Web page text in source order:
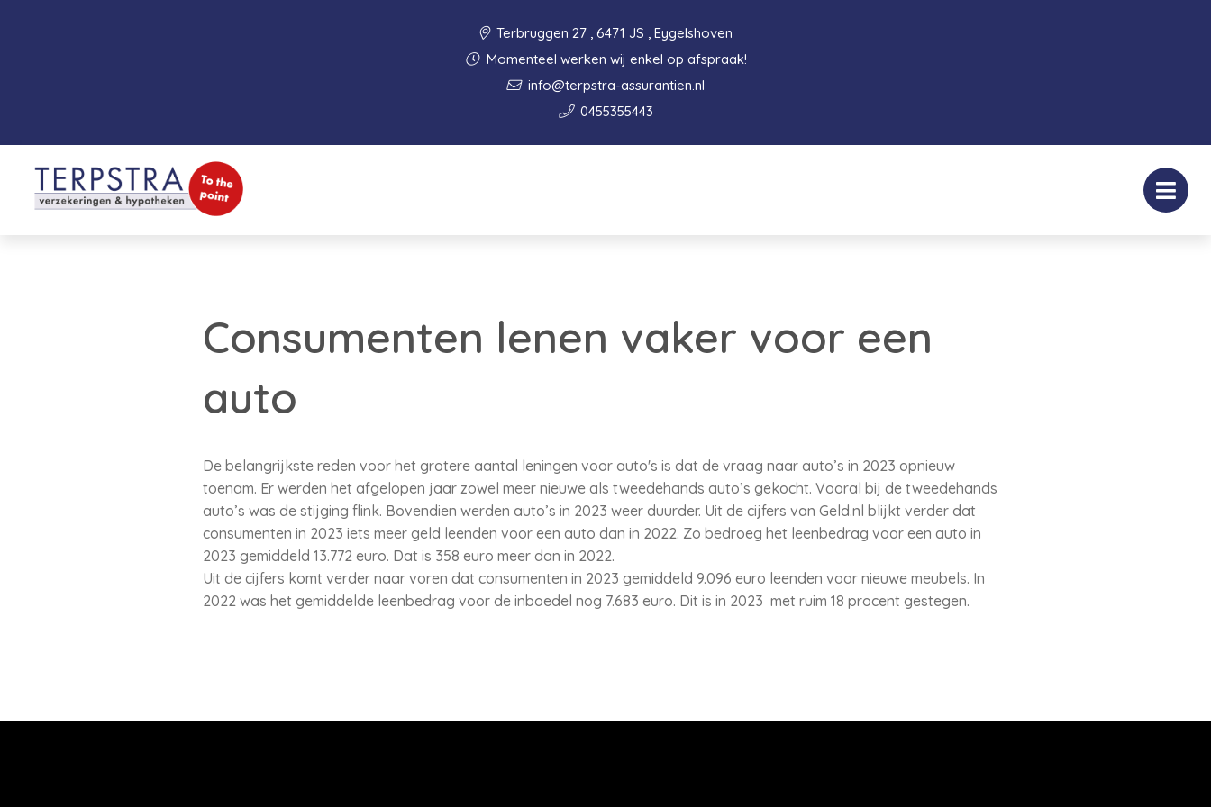
Terbruggen 27 , 6471 JS , Eygelshoven
Momenteel werken wij enkel op afspraak!
info@terpstra-assurantien.nl
0455355443
Consumenten lenen vaker voor een
auto
De belangrijkste reden voor het grotere aantal leningen voor auto's is dat de vraag naar auto’s in 2023 opnieuw
toenam. Er werden het afgelopen jaar zowel meer nieuwe als tweedehands auto’s gekocht. Vooral bij de tweedehands
auto’s was de stijging flink. Bovendien werden auto’s in 2023 weer duurder. Uit de cijfers van Geld.nl blijkt verder dat
consumenten in 2023 iets meer geld leenden voor een auto dan in 2022. Zo bedroeg het leenbedrag voor een auto in
2023 gemiddeld 13.772 euro. Dat is 358 euro meer dan in 2022.
Uit de cijfers komt verder naar voren dat consumenten in 2023 gemiddeld 9.096 euro leenden voor nieuwe meubels. In
2022 was het gemiddelde leenbedrag voor de inboedel nog 7.683 euro. Dit is in 2023 met ruim 18 procent gestegen.